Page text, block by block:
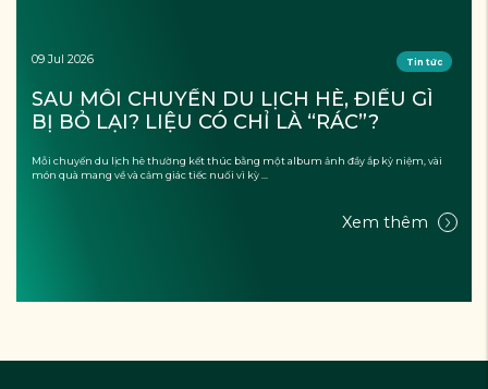
09 Jul 2026 Tin tức
SAU MỖI CHUYẾN DU LỊCH HÈ, ĐIỀU GÌ
BỊ BỎ LẠI? LIỆU CÓ CHỈ LÀ “RÁC”?
Mỗi chuyến du lịch hè thường kết thúc bằng một album ảnh đầy ắp kỷ niệm, vài
món quà mang về và cảm giác tiếc nuối vì kỳ ...
Xem thêm